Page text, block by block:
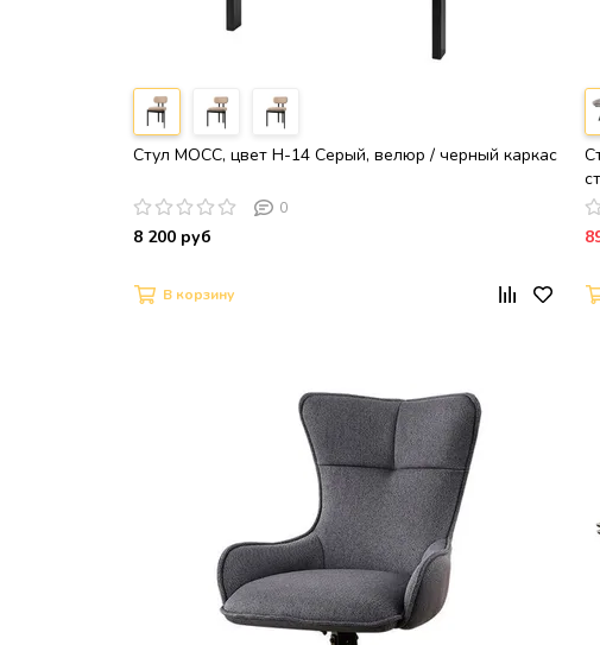
Стул МОСС, цвет H-14 Серый, велюр / черный каркас
0
8 200 руб
В корзину